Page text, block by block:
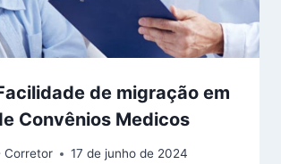
de migração em
Convênios Medicos
Corretor 17 de junho de 2024